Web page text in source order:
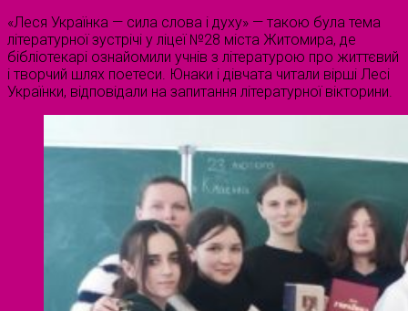
«Леся Українка — сила слова і духу» — такою була тема
літературної зустрічі у ліцеї №28 міста Житомира, де
бібліотекарі ознайомили учнів з літературою про життєвий
і творчий шлях поетеси. Юнаки і дівчата читали вірші Лесі
Українки, відповідали на запитання літературної вікторини.